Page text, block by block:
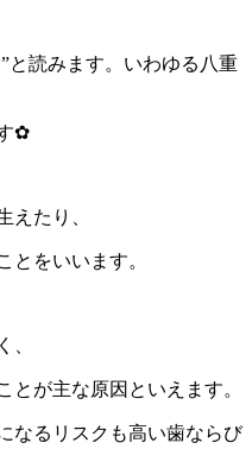
と読みます。いわゆる八重
✿
えたり、
とをいいます。
、
とが主な原因といえます。
なるリスクも高い歯ならび